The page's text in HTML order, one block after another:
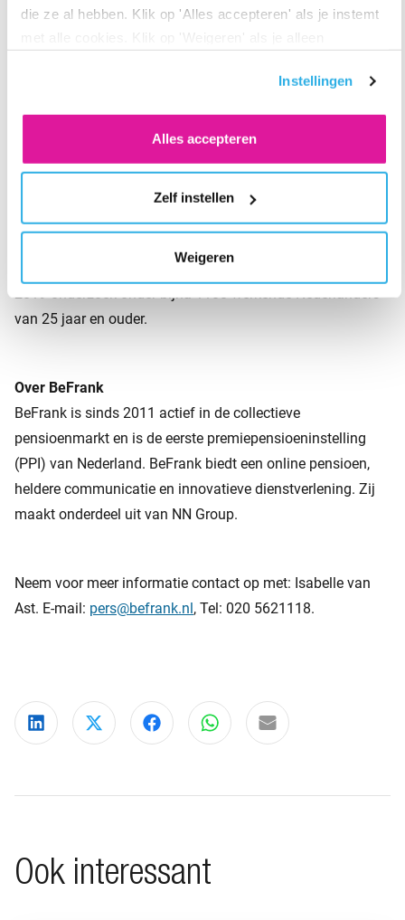
die ze al hebben. Klik op 'Alles accepteren' als je instemt
meer informatie. Je kunt altijd je toestemming voor de
Instellingen
Alles accepteren
Zelf instellen
Weigeren
In opdracht van BeFrank deed Panelwizard eind oktober
2019 onderzoek onder bijna 1100 werkende Nederlanders
van 25 jaar en ouder.
Over BeFrank
BeFrank is sinds 2011 actief in de collectieve
pensioenmarkt en is de eerste premiepensioeninstelling
(PPI) van Nederland. BeFrank biedt een online pensioen,
heldere communicatie en innovatieve dienstverlening. Zij
maakt onderdeel uit van NN Group.
Neem voor meer informatie contact op met: Isabelle van
Ast. E-mail: pers@befrank.nl, Tel: 020 5621118.
Deel via LinkedIn
Deel via XDeel via Facebook
Deel via WhatsApp
Delen via e-mail
Ook interessant